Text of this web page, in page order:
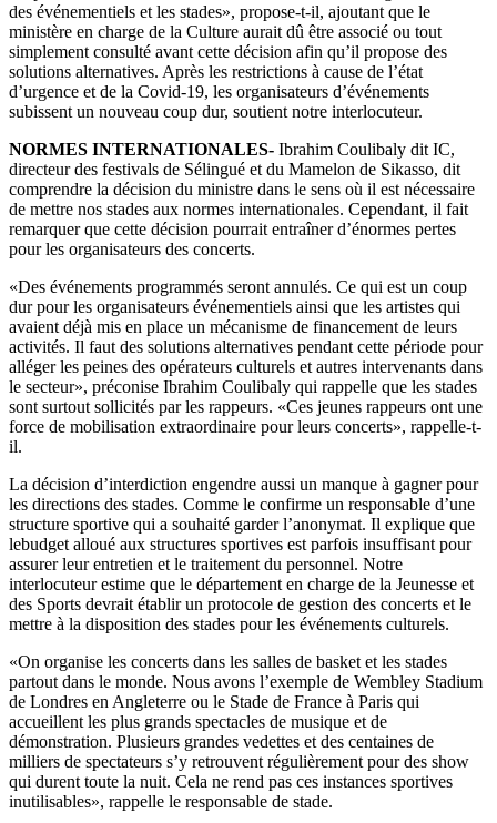
des événementiels et les stades», propose-t-il, ajoutant que le
ministère en charge de la Culture aurait dû être associé ou tout
simplement consulté avant cette décision afin qu’il propose des
solutions alternatives. Après les restrictions à cause de l’état
d’urgence et de la Covid-19, les organisateurs d’événements
subissent un nouveau coup dur, soutient notre interlocuteur.
NORMES INTERNATIONALES- Ibrahim Coulibaly dit IC,
directeur des festivals de Sélingué et du Mamelon de Sikasso, dit
comprendre la décision du ministre dans le sens où il est nécessaire
de mettre nos stades aux normes internationales. Cependant, il fait
remarquer que cette décision pourrait entraîner d’énormes pertes
pour les organisateurs des concerts.
«Des événements programmés seront annulés. Ce qui est un coup
dur pour les organisateurs événementiels ainsi que les artistes qui
avaient déjà mis en place un mécanisme de financement de leurs
activités. Il faut des solutions alternatives pendant cette période pour
alléger les peines des opérateurs culturels et autres intervenants dans
le secteur», préconise Ibrahim Coulibaly qui rappelle que les stades
sont surtout sollicités par les rappeurs. «Ces jeunes rappeurs ont une
force de mobilisation extraordinaire pour leurs concerts», rappelle-t-
il.
La décision d’interdiction engendre aussi un manque à gagner pour
les directions des stades. Comme le confirme un responsable d’une
structure sportive qui a souhaité garder l’anonymat. Il explique que
lebudget alloué aux structures sportives est parfois insuffisant pour
assurer leur entretien et le traitement du personnel. Notre
interlocuteur estime que le département en charge de la Jeunesse et
des Sports devrait établir un protocole de gestion des concerts et le
mettre à la disposition des stades pour les événements culturels.
«On organise les concerts dans les salles de basket et les stades
partout dans le monde. Nous avons l’exemple de Wembley Stadium
de Londres en Angleterre ou le Stade de France à Paris qui
accueillent les plus grands spectacles de musique et de
démonstration. Plusieurs grandes vedettes et des centaines de
milliers de spectateurs s’y retrouvent régulièrement pour des show
qui durent toute la nuit. Cela ne rend pas ces instances sportives
inutilisables», rappelle le responsable de stade.